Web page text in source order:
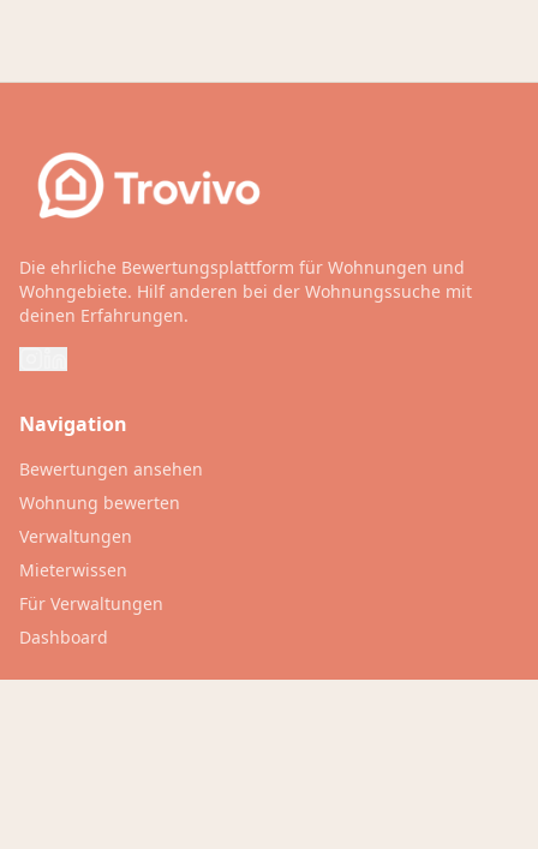
Die ehrliche Bewertungsplattform für Wohnungen und
Wohngebiete. Hilf anderen bei der Wohnungssuche mit
deinen Erfahrungen.
Navigation
Bewertungen ansehen
Wohnung bewerten
Verwaltungen
Mieterwissen
Für Verwaltungen
Dashboard